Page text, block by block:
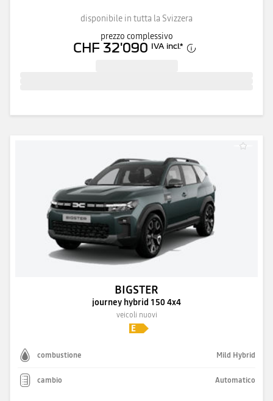
disponibile in tutta la Svizzera
prezzo complessivo
CHF 32'090 IVA incl.*
BIGSTER
journey hybrid 150 4x4
veicoli nuovi
combustione Mild Hybrid
cambio Automatico